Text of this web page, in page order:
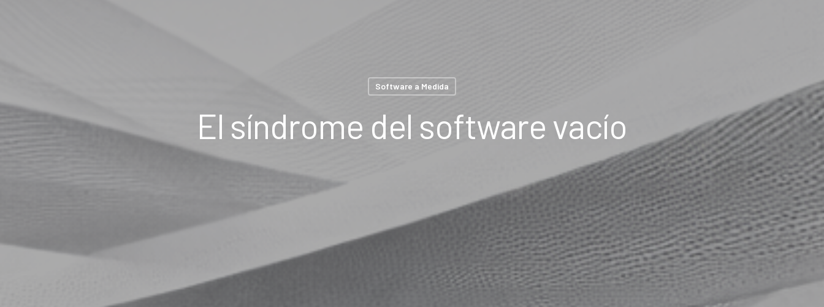
Software a Medida
El síndrome del software vacío